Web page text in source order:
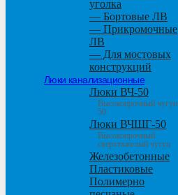
уголка
— Бортовые ЛВ
— Прикромочные
ЛВ
— Для мостовых
конструкций
Люки канализационные
Люки ВЧ-50
Высокопрочный чугун
50
Люки ВЧШГ-50
Высокопрочный
сверхтяжелый чугун
Железобетонные
Пластиковые
Полимерно